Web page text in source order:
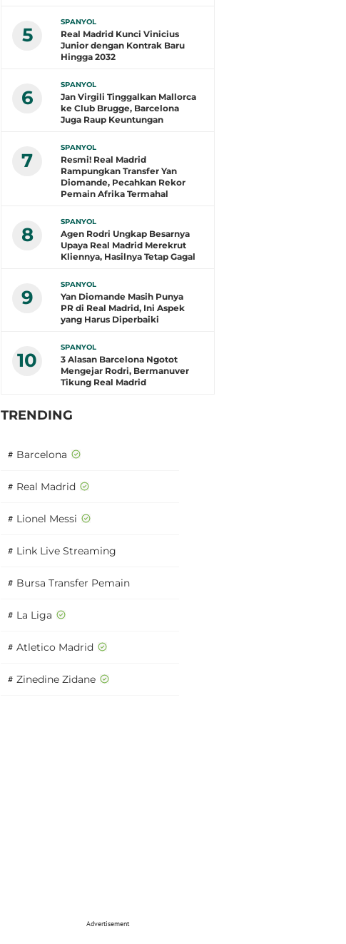
5
SPANYOL
Real Madrid Kunci Vinicius
Junior dengan Kontrak Baru
Hingga 2032
6
SPANYOL
Jan Virgili Tinggalkan Mallorca
ke Club Brugge, Barcelona
Juga Raup Keuntungan
7
SPANYOL
Resmi! Real Madrid
Rampungkan Transfer Yan
Diomande, Pecahkan Rekor
Pemain Afrika Termahal
8
SPANYOL
Agen Rodri Ungkap Besarnya
Upaya Real Madrid Merekrut
Kliennya, Hasilnya Tetap Gagal
9
SPANYOL
Yan Diomande Masih Punya
PR di Real Madrid, Ini Aspek
yang Harus Diperbaiki
10
SPANYOL
3 Alasan Barcelona Ngotot
Mengejar Rodri, Bermanuver
Tikung Real Madrid
TRENDING
# Barcelona
# Real Madrid
# Lionel Messi
# Link Live Streaming
# Bursa Transfer Pemain
# La Liga
# Atletico Madrid
# Zinedine Zidane
Advertisement